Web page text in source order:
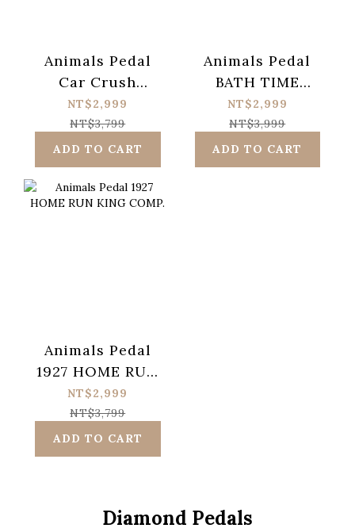
Animals Pedal
Car Crush
Chorus/Vibe
NT$2,999
NT$3,799
ADD TO CART
Animals Pedal
BATH TIME
REVERB
NT$2,999
NT$3,999
ADD TO CART
Animals Pedal
1927 HOME RUN
KING COMP.
NT$2,999
NT$3,799
ADD TO CART
Diamond Pedals